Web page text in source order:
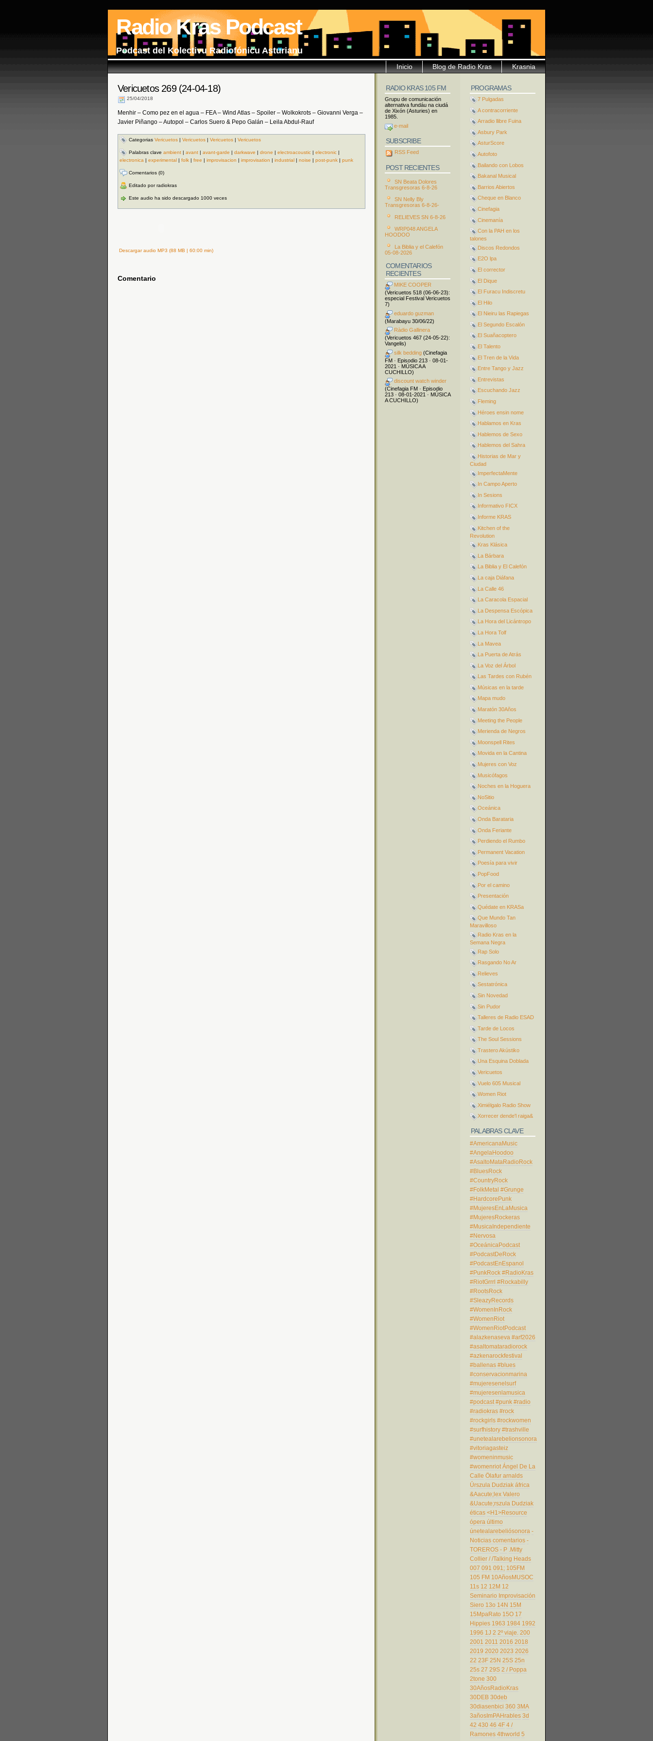
Radio Kras Podcast
Podcast del Kolectivu Radiofónicu Asturianu
Krasnia
Blog de Radio Kras
Inicio
Vericuetos 269 (24-04-18)
25/04/2018
Menhir – Como pez en el agua – FEA – Wind Atlas – Spoiler – Wolkokrots – Giovanni Verga –
Javier Piñango – Autopol – Carlos Suero & Pepo Galán – Leila Abdul-Rauf
Categorias Vericuetos | Vericuetos | Vericuetos | Vericuetos
Palabras clave ambient | avant | avant-garde | darkwave | drone | electroacoustic | electronic |
electronica | experimental | folk | free | improvisacion | improvisation | industrial | noise | post-punk | punk
Comentarios (0)
Editado por radiokras
Este audio ha sido descargado 1000 veces
Descargar audio MP3 (88 MB | 60:00 min)
Comentario
PROGRAMAS
7 Pulgadas
A contracorriente
Arradio llibre Fuina
Asbury Park
AsturScore
Autofoto
Bailando con Lobos
Bakanal Musical
Barrios Abiertos
Cheque en Blanco
Cinefagia
Cinemanía
Con la PAH en los
talones
Discos Redondos
E2O lpa
El corrector
El Dique
El Furacu Indiscretu
El Hilo
El Nieiru las Rapiegas
El Segundo Escalón
El Suañacoptero
El Talento
El Tren de la Vida
Entre Tango y Jazz
Entrevistas
Escuchando Jazz
Fleming
Héroes ensin nome
Hablamos en Kras
Hablemos de Sexo
Hablemos del Sahra
Historias de Mar y
Ciudad
ImperfectaMente
In Campo Aperto
In Sesions
Informativo FICX
Informe KRAS
Kitchen of the
Revolution
Kras Klásica
La Bárbara
La Biblia y El Calefón
La caja Diáfana
La Calle 46
La Caracola Espacial
La Despensa Escópica
La Hora del Licántropo
La Hora Tolf
La Mavea
La Puerta de Atrás
La Voz del Árbol
Las Tardes con Rubén
Músicas en la tarde
Mapa mudo
Maratón 30Años
Meeting the People
Merienda de Negros
Moonspell Rites
Movida en la Cantina
Mujeres con Voz
Musicófagos
Noches en la Hoguera
NoSitio
Oceánica
Onda Barataria
Onda Feriante
Perdiendo el Rumbo
Permanent Vacation
Poesía para vivir
PopFood
Por el camino
Presentación
Quédate en KRASa
Que Mundo Tan
Maravilloso
Radio Kras en la
Semana Negra
Rap Solo
Rasgando No Ar
Relieves
Sestatrónica
Sin Novedad
Sin Pudor
Talleres de Radio ESAD
Tarde de Locos
The Soul Sessions
Trastero Akústiko
Una Esquina Doblada
Vericuetos
Vuelo 605 Musical
Women Riot
Ximiélgalo Radio Show
Xorrecer dende'l raiga&
PALABRAS CLAVE
#AmericanaMusic
#AngelaHoodoo
#AsaltoMataRadioRock
#BluesRock
#CountryRock
#FolkMetal #Grunge
#HardcorePunk
#MujeresEnLaMusica
#MujeresRockeras
#MusicaIndependiente
#Nervosa
#OceánicaPodcast
#PodcastDeRock
#PodcastEnEspanol
#PunkRock #RadioKras
#RiotGrrrl #Rockabilly
#RootsRock
#SleazyRecords
#WomenInRock
#WomenRiot
#WomenRiotPodcast
#alazkenaseva #arf2026
#asaltomataradiorock
#azkenarockfestival
#ballenas #blues
#conservacionmarina
#mujeresenelsurf
#mujeresenlamusica
#podcast #punk #radio
#radiokras #rock
#rockgirls #rockwomen
#surfhistory #trashville
#unetealarebelionsonora
#vitoriagasteiz
#womeninmusic
#womenriot Ángel De La
Calle Ölafur arnalds
Úrszula Dudziak áfrica
&Aacute;lex Valero
&Uacute;rszula Dudziak
éticas <H1>Resource
ópera último
únetealarebeliósonora -
Noticias comentarios -
TOREROS - P .Mitty
Collier / /Talking Heads
007 091 091; 105FM
105 FM 10AñosMUSOC
11s 12 12M 12
Seminario Improvisación
Siero 13o 14N 15M
15MpaRato 15O 17
Hippies 1963 1984 1992
1996 1J 2 2º viaje. 200
2001 2011 2016 2018
2019 2020 2023 2026
22 23F 25N 25S 25n
25s 27 29S 2 / Poppa
2tone 300
30AñosRadioKras
30DEB 30deb
30diasenbici 360 3MA
3añosImPAHrables 3d
42 430 46 4F 4 /
Ramones 4thworld 5
RADIO KRAS 105 FM
Grupu de comunicación
alternativa fundáu na ciudá
de Xixón (Asturies) en
1985.
e-mail
SUBSCRIBE
RSS Feed
POST RECIENTES
SN Beata Dolores
Transgresoras 6-8-26
SN Nelly Bly
Transgresoras 6-8-26-
RELIEVES SN 6-8-26
WRP048 ANGELA
HOODOO
La Biblia y el Calefón
05-08-2026
COMENTARIOS
RECIENTES
MIKE COOPER
(Vericuetos 518 (06-06-23):
especial Festival Vericuetos
7)
eduardo guzman
(Marabayu 30/06/22)
Ràdio Gallinera
(Vericuetos 467 (24-05-22):
Vangelis)
silk bedding (Cinefagia
FM · Episodio 213 · 08-01-
2021 · MÚSICA A
CUCHILLO)
discount watch winder
(Cinefagia FM · Episodio
213 · 08-01-2021 · MÚSICA
A CUCHILLO)